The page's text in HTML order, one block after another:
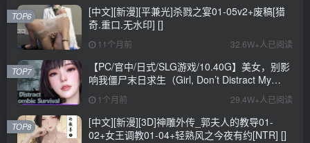
[中文][新漫][平兼光]杀戮之宴01-05v2+废稿[猎
奇.重口.无水印] []
11个月前 32.6W+人已阅读
TOP6
【PC/官中/日式/SLG游戏/10.40G】美女，别影
响我僵尸末日求生（Girl, Don’t Distract My
Zombie Survival）官中步兵版+日式SLG游戏
+10.40G
1个月前 29.4W+人已阅读
TOP7
[中文][新漫][3D]神雕外传_郭夫人的教导01-
02+女王调教01-04+轻熟风之今夜有约[NTR] []
TOP8